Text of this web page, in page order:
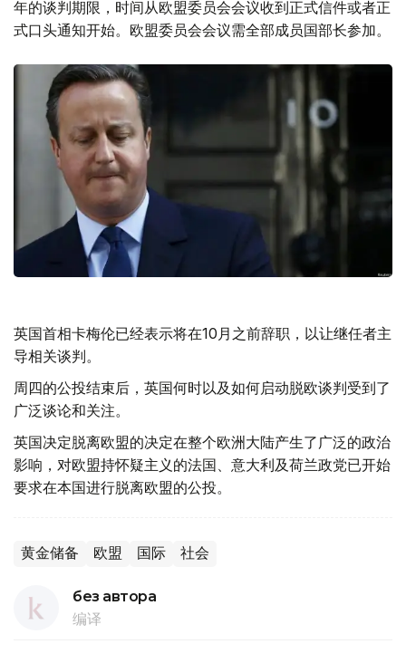
年的谈判期限，时间从欧盟委员会会议收到正式信件或者正
式口头通知开始。欧盟委员会会议需全部成员国部长参加。
英国首相卡梅伦已经表示将在10月之前辞职，以让继任者主
导相关谈判。
周四的公投结束后，英国何时以及如何启动脱欧谈判受到了
广泛谈论和关注。
英国决定脱离欧盟的决定在整个欧洲大陆产生了广泛的政治
影响，对欧盟持怀疑主义的法国、意大利及荷兰政党已开始
要求在本国进行脱离欧盟的公投。
黄金储备 欧盟 国际 社会
без автора
编译